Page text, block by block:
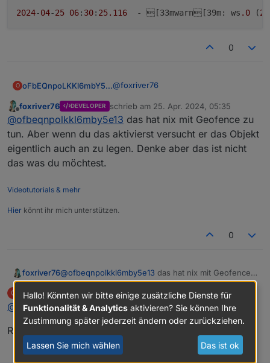
and-location/location/geofencing?hl=dehier
2024-04-25 06: 30: 25.116
  - [33mwarn[39m: ws
.0 (
0
O oFbEQnpoLKKl6mbY5e13@foxriver76
Nach dem Aktivieren der Option
"Standort an vis.0 senden:" erhalte
ich:
Offline
foxriver76 DEVELOPER schrieb am 25. Apr. 2024, 05:35
zuletzt editiert von
@ofbeqnpolkkl6mby5e13 das hat nix mit Geofence zu
tun. Aber wenn du das aktivierst versucht er das Objekt
eigentlich auch an zu legen. Denke aber das ist nicht
das was du möchtest.
Videotutorials & mehr
Hier könnt ihr mich unterstützen.
0
foxriver76@ofbeqnpolkkl6mby5e13 das hat nix mit Geofence
zu tun. Aber wenn du das aktivierst versucht er das
Objekt eigentlich auch an zu legen. Denke aber das
ist nicht das was du möchtest.
O
Abwesend
oFbEQnpoLKKl6mbY5e13schrieb am25. Apr. 2024, 05:43
zuletzt editiert von
@
foxriver76
Richtig, ich wollte dich nur informieren.
0
Hallo! Könnten wir bitte einige zusätzliche Dienste für
Funktionalität & Analytics aktivieren? Sie können Ihre
Zustimmung später jederzeit ändern oder zurückziehen.
Lassen Sie mich wählen Das ist ok